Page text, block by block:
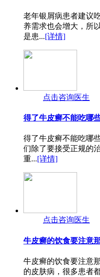
老年银屑病患者建议
养需求也会增大，所
是患...[详情]
点击咨询医生
得了牛皮癣不能吃哪
得了牛皮癣不能吃哪
们除了要接受正规的
重...[详情]
点击咨询医生
牛皮癣的饮食要注意
牛皮癣的饮食要注意
的皮肤病，很多患者